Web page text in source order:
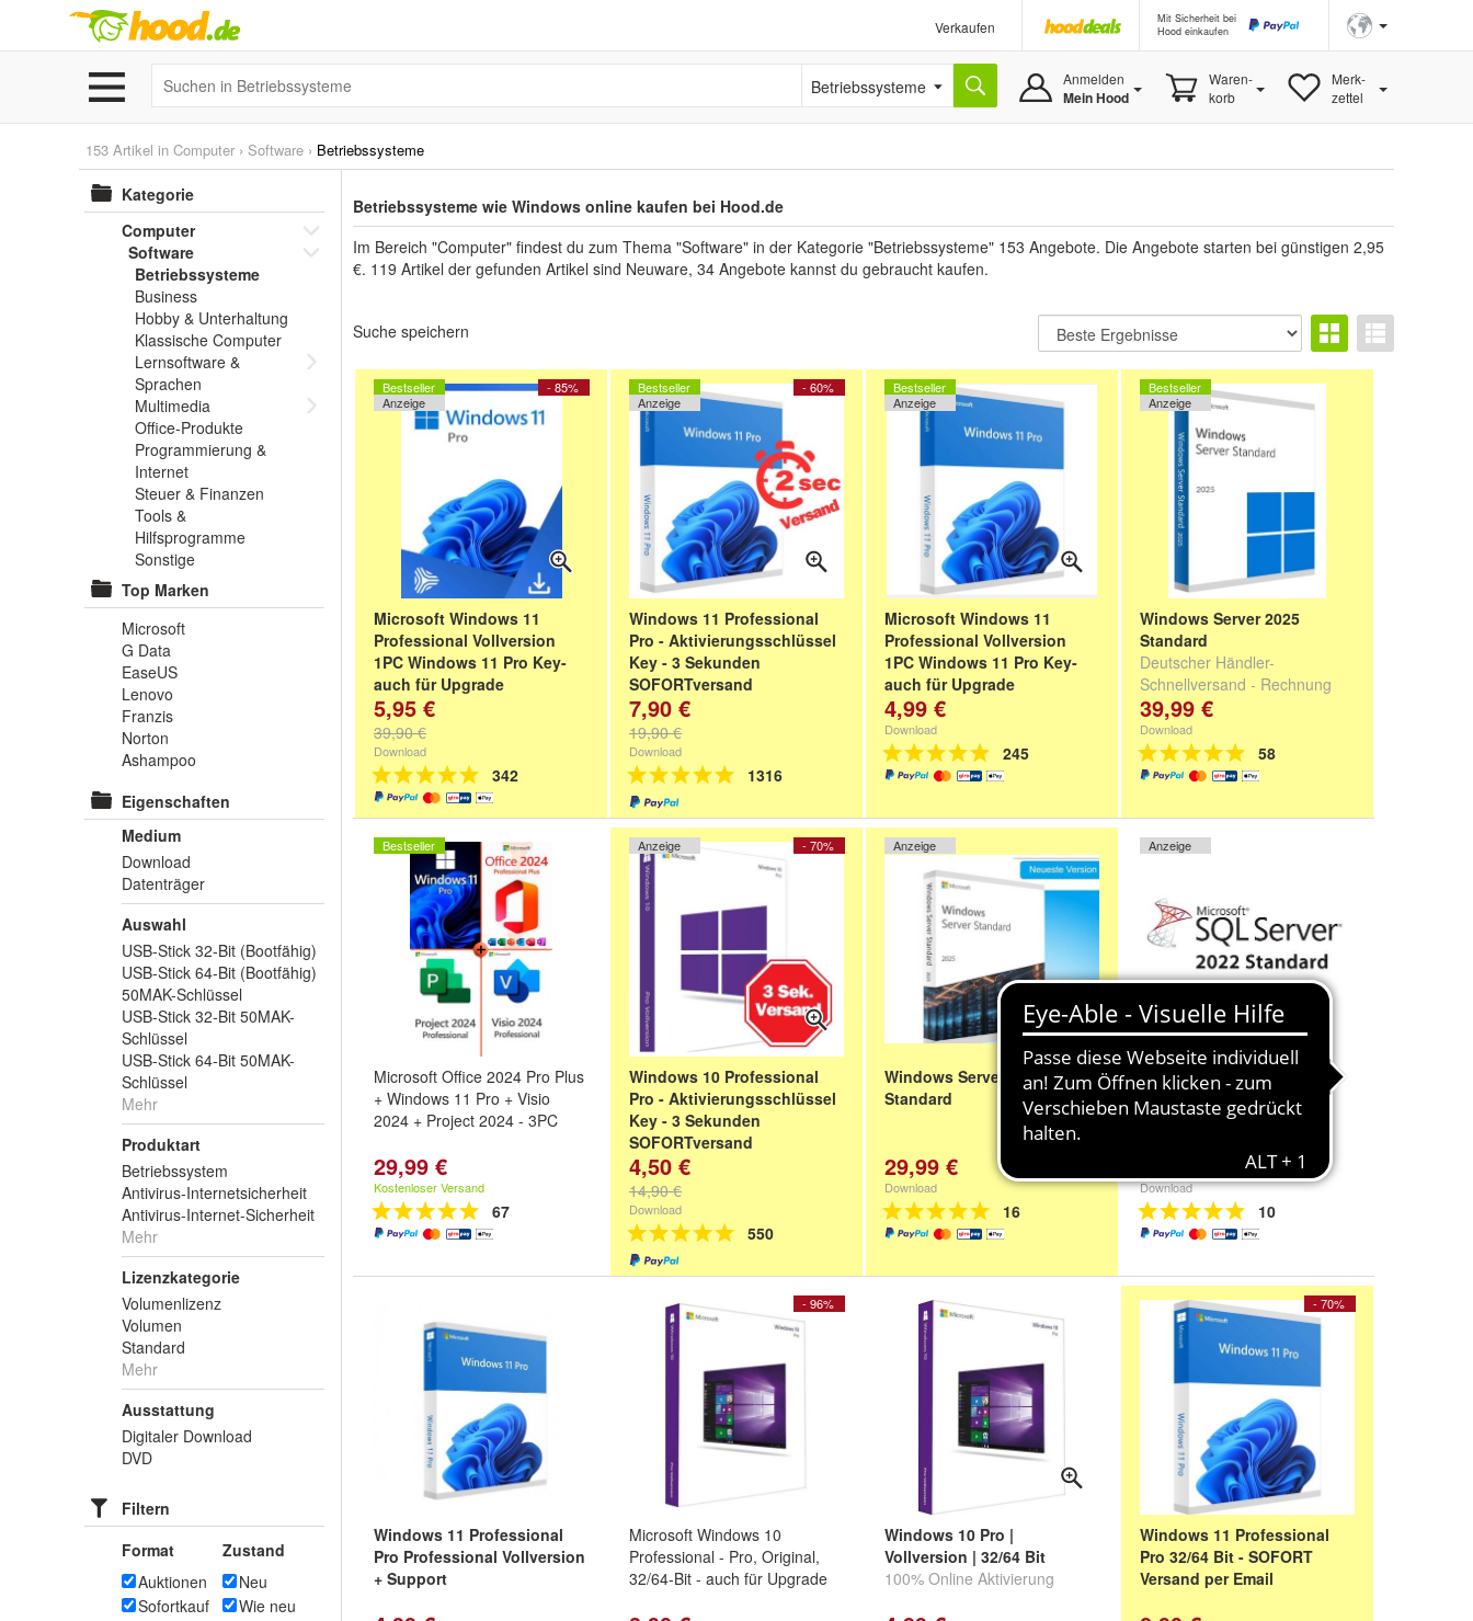
Verkaufen
Mit Sicherheit bei
Hood einkaufen
Betriebssysteme Anmelden
Mein Hood
Waren-
korb
Merk-
zettel
153 Artikel in Computer › Software › Betriebssysteme
Kategorie
Computer
Software
Betriebssysteme
Business
Hobby & Unterhaltung
Klassische Computer
Lernsoftware &
Sprachen
Multimedia
Office-Produkte
Programmierung &
Internet
Steuer & Finanzen
Tools &
Hilfsprogramme
Sonstige
Top Marken
Microsoft
G Data
EaseUS
Lenovo
Franzis
Norton
Ashampoo
Eigenschaften
Medium
Download
Datenträger
Auswahl
USB-Stick 32-Bit (Bootfähig)
USB-Stick 64-Bit (Bootfähig)
50MAK-Schlüssel
USB-Stick 32-Bit 50MAK-
Schlüssel
USB-Stick 64-Bit 50MAK-
Schlüssel
Mehr
Produktart
Betriebssystem
Antivirus-Internetsicherheit
Antivirus-Internet-Sicherheit
Mehr
Lizenzkategorie
Volumenlizenz
Volumen
Standard
Mehr
Ausstattung
Digitaler Download
DVD
Filtern
Format
Auktionen
Sofortkauf
Zustand
Neu
Wie neu
Betriebssysteme wie Windows online kaufen bei Hood.de
Im Bereich "Computer" findest du zum Thema "Software" in der Kategorie "Betriebssysteme" 153 Angebote. Die Angebote starten bei günstigen 2,95
€. 119 Artikel der gefunden Artikel sind Neuware, 34 Angebote kannst du gebraucht kaufen.
Suche speichern
- 85%
Bestseller
Anzeige
Microsoft Windows 11
Professional Vollversion
1PC Windows 11 Pro Key-
auch für Upgrade
Deutscher Händler-
Schnellversand - Rechnung
mit MwSt
5,95 €
39,90 €
Download
342
- 60%
Bestseller
Anzeige
Windows 11 Professional
Pro - Aktivierungsschlüssel
Key - 3 Sekunden
SOFORTversand
7,90 €
19,90 €
Download
1316
Bestseller
Anzeige
Microsoft Windows 11
Professional Vollversion
1PC Windows 11 Pro Key-
auch für Upgrade
Deutscher Händler - 100%
Garantie - Rechnung mit 19%
MwSt
4,99 €
Download
245
Bestseller
Anzeige
Windows Server 2025
Standard
Deutscher Händler-
Schnellversand - Rechnung
mit MwSt
39,99 €
Download
58
Bestseller
Microsoft Office 2024 Pro Plus
+ Windows 11 Pro + Visio
2024 + Project 2024 - 3PC
29,99 €
Kostenloser Versand
67
- 70%
Anzeige
Windows 10 Professional
Pro - Aktivierungsschlüssel
Key - 3 Sekunden
SOFORTversand
4,50 €
14,90 €
Download
550
Anzeige
Windows Server 2025
Standard
29,99 €
Download
16
Anzeige
Microsoft SQL Server 2022
Standard
Download
10
Windows 11 Professional
Pro Professional Vollversion
+ Support
- 96%
Microsoft Windows 10
Professional - Pro, Original,
32/64-Bit - auch für Upgrade
Windows 10 Pro |
Vollversion | 32/64 Bit
100% Online Aktivierung
- 70%
Windows 11 Professional
Pro 32/64 Bit - SOFORT
Versand per Email